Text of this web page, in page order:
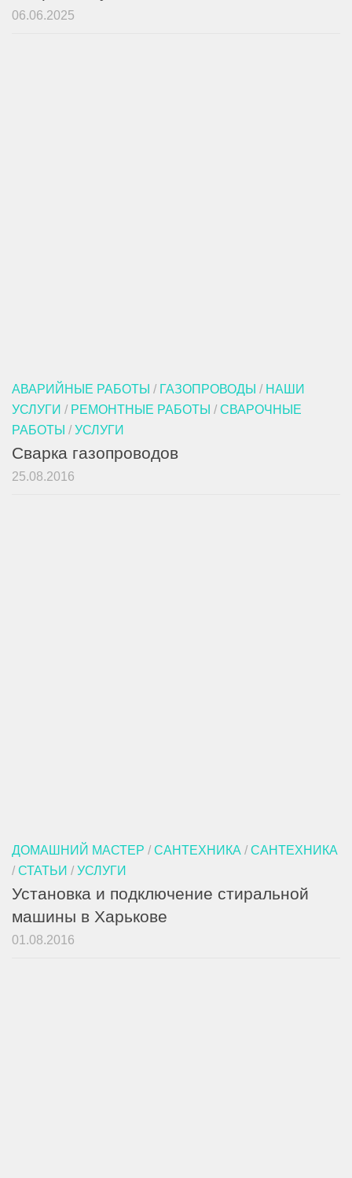
06.06.2025
АВАРИЙНЫЕ РАБОТЫ / ГАЗОПРОВОДЫ / НАШИ
УСЛУГИ / РЕМОНТНЫЕ РАБОТЫ / СВАРОЧНЫЕ
РАБОТЫ / УСЛУГИ
Сварка газопроводов
25.08.2016
ДОМАШНИЙ МАСТЕР / САНТЕХНИКА / САНТЕХНИКА
/ СТАТЬИ / УСЛУГИ
Установка и подключение стиральной
машины в Харькове
01.08.2016